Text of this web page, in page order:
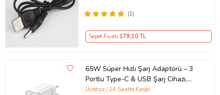
(1)
Sepet Fiyatı 179,10 TL
65W Süper Hızlı Şarj Adaptörü – 3
Portlu Type-C & USB Şarj Cihazı,
GaN Teknolojili 65W Hızlı Şarj Cihazı
Ücretsiz / 24 Saatte Kargo